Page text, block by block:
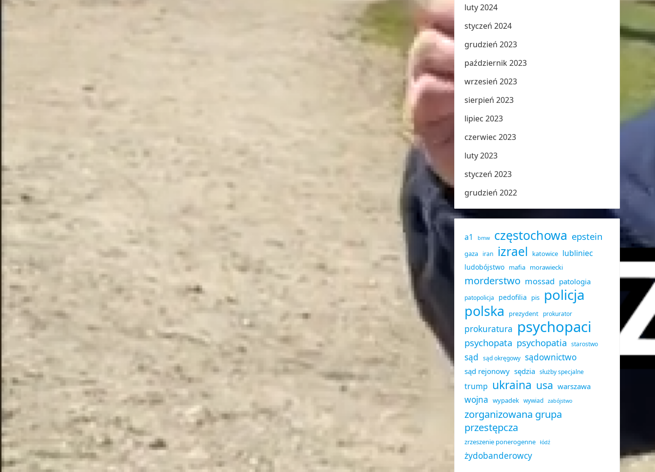
luty 2024
styczeń 2024
grudzień 2023
październik 2023
wrzesień 2023
sierpień 2023
lipiec 2023
czerwiec 2023
luty 2023
styczeń 2023
grudzień 2022
a1 bmw częstochowa epstein
gaza iran izrael katowice lubliniec
ludobójstwo mafia morawiecki
morderstwo mossad patologia
patopolicja pedofilia pis policja
polska prezydent prokurator
prokuratura psychopaci
psychopata psychopatia starostwo
sąd sąd okręgowy sądownictwo
sąd rejonowy sędzia służby specjalne
trump ukraina usa warszawa
wojna wypadek wywiad zabójstwo
zorganizowana grupa
przestępcza
zrzeszenie ponerogenne łódź
żydobanderowcy